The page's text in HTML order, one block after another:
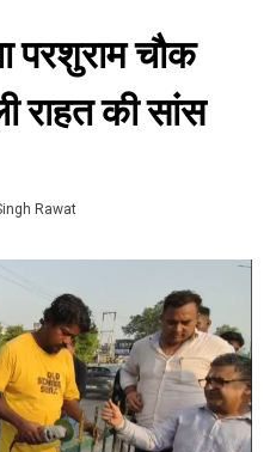
परशुराम चौक
राहत की सांस
Rawat